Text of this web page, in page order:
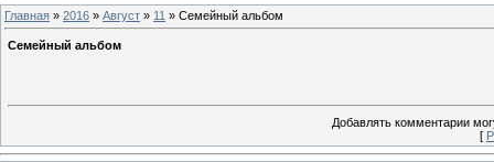
Главная » 2016 » Август » 11 » Семейный альбом
Семейный альбом
Добавлять комментарии
[